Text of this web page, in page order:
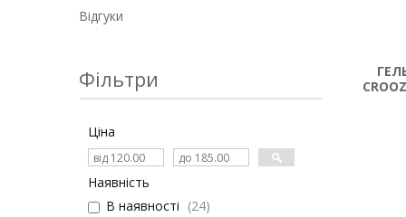
Відгуки
Фільтри
Ціна
Наявність
В наявності
24